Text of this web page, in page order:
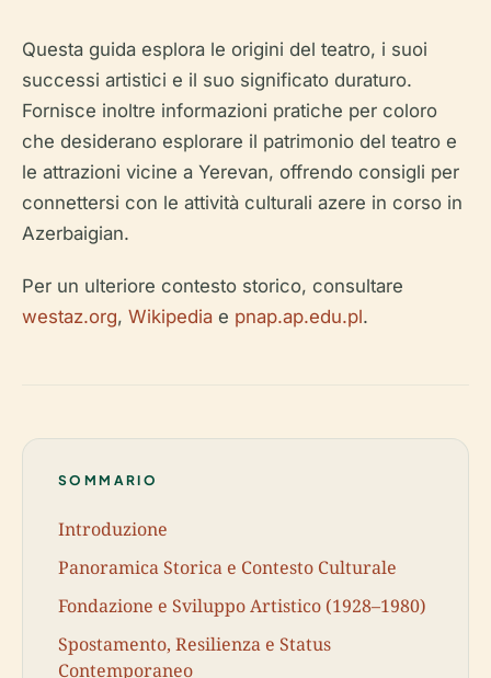
Questa guida esplora le origini del teatro, i suoi
successi artistici e il suo significato duraturo.
Fornisce inoltre informazioni pratiche per coloro
che desiderano esplorare il patrimonio del teatro e
le attrazioni vicine a Yerevan, offrendo consigli per
connettersi con le attività culturali azere in corso in
Azerbaigian.
Per un ulteriore contesto storico, consultare
westaz.org, Wikipedia e pnap.ap.edu.pl.
SOMMARIO
Introduzione
Panoramica Storica e Contesto Culturale
Fondazione e Sviluppo Artistico (1928–1980)
Spostamento, Resilienza e Status
Contemporaneo